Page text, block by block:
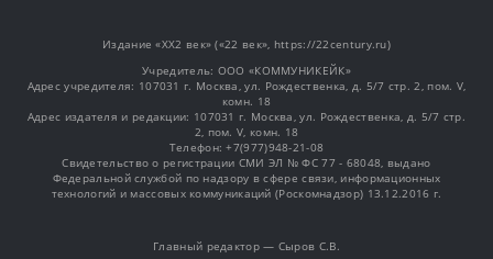
Издание «XX2 век» («22 век», https://22century.ru)
Учредитель: OOO «КОММУНИКЕЙК»
Адрес учредителя: 107031 г. Москва, ул. Рождественка, д. 5/7 стр. 2, пом. V,
комн. 18
Адрес издателя и редакции: 107031 г. Москва, ул. Рождественка, д. 5/7 стр.
2, пом. V, комн. 18
Телефон: +7(977)948-21-08
Свидетельство о регистрации СМИ ЭЛ № ФС 77 - 68048, выдано
Федеральной службой по надзору в сфере связи, информационных
технологий и массовых коммуникаций (Роскомнадзор) 13.12.2016 г.
Главный редактор — Сыров С.В.